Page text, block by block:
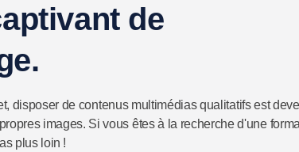
de
disposer de contenus multimédias qualitatifs est
images. Si vous êtes à la recherche d'une
plus loin !